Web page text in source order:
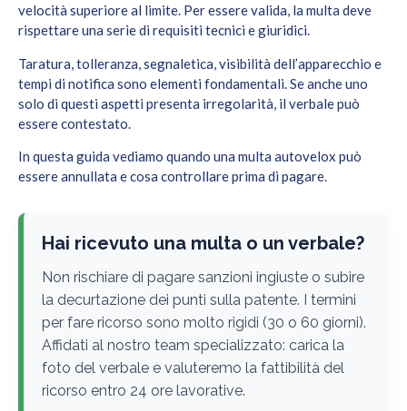
velocità superiore al limite. Per essere valida, la multa deve
rispettare una serie di requisiti tecnici e giuridici.
Taratura, tolleranza, segnaletica, visibilità dell’apparecchio e
tempi di notifica sono elementi fondamentali. Se anche uno
solo di questi aspetti presenta irregolarità, il verbale può
essere contestato.
In questa guida vediamo quando una multa autovelox può
essere annullata e cosa controllare prima di pagare.
Hai ricevuto una multa o un verbale?
Non rischiare di pagare sanzioni ingiuste o subire
la decurtazione dei punti sulla patente. I termini
per fare ricorso sono molto rigidi (30 o 60 giorni).
Affidati al nostro team specializzato: carica la
foto del verbale e valuteremo la fattibilità del
ricorso entro 24 ore lavorative.